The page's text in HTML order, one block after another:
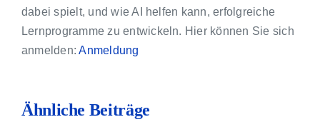
Kontakt
dabei spielt, und wie AI helfen kann, erfolgreiche
Lernprogramme zu entwickeln. Hier können Sie sich
anmelden:Anmeldung
Ähnliche Beiträge